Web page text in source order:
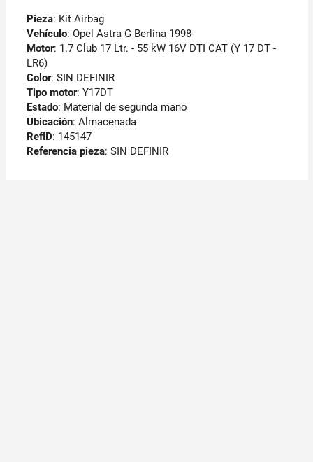
Pieza: Kit Airbag
Vehículo: Opel Astra G Berlina 1998-
Motor: 1.7 Club 17 Ltr. - 55 kW 16V DTI CAT (Y 17 DT -
LR6)
Color: SIN DEFINIR
Tipo motor: Y17DT
Estado: Material de segunda mano
Ubicación: Almacenada
RefID: 145147
Referencia pieza: SIN DEFINIR